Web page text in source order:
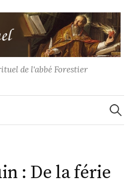
de l'abbé Forestier
: De la férie